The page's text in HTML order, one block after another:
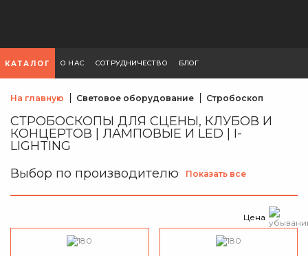
КАТАЛОГ О НАС СОТРУДНИЧЕСТВО БЛОГ
На главную Световое оборудование Стробоскоп
СТРОБОСКОПЫ ДЛЯ СЦЕНЫ, КЛУБОВ И
КОНЦЕРТОВ | ЛАМПОВЫЕ И LED | I-
LIGHTING
Выбор по производителю
Показать все
Цена